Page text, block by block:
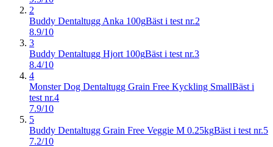
2
Buddy Dentaltugg Anka 100gBäst i test nr.2
8.9/10
3
Buddy Dentaltugg Hjort 100gBäst i test nr.3
8.4/10
4
Monster Dog Dentaltugg Grain Free Kyckling SmallBäst i
test nr.4
7.9/10
5
Buddy Dentaltugg Grain Free Veggie M 0.25kgBäst i test nr.5
7.2/10